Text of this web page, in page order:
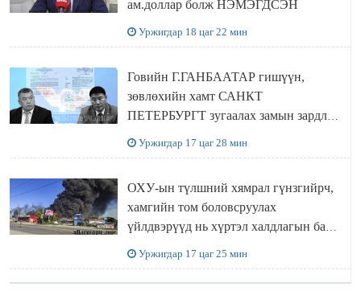
ам.доллар болж НЭМЭГДСЭН
Уржигдар 18 цаг 22 мин
Говийн Г.ГАНБААТАР гишүүн,
зөвлөхийн хамт САНКТ
ПЕТЕРБУРГТ зугаалах замын зардлаа
Уржигдар 17 цаг 28 мин
ОХУ-ын түлшний хямрал гүнзгийрч,
хамгийн том боловсруулах
үйлдвэрүүд нь хүртэл халдлагын бай
Уржигдар 17 цаг 25 мин